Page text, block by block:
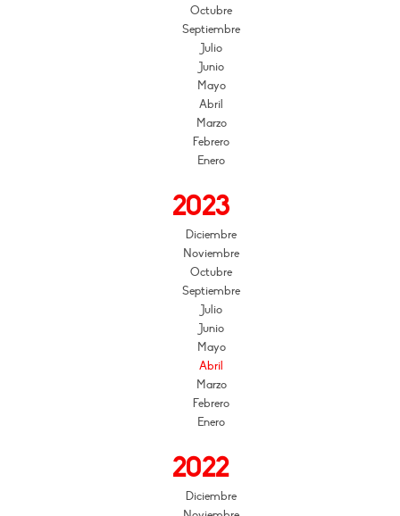
Octubre
Septiembre
Julio
Junio
Mayo
Abril
Marzo
Febrero
Enero
2023
Diciembre
Noviembre
Octubre
Septiembre
Julio
Junio
Mayo
Abril
Marzo
Febrero
Enero
2022
Diciembre